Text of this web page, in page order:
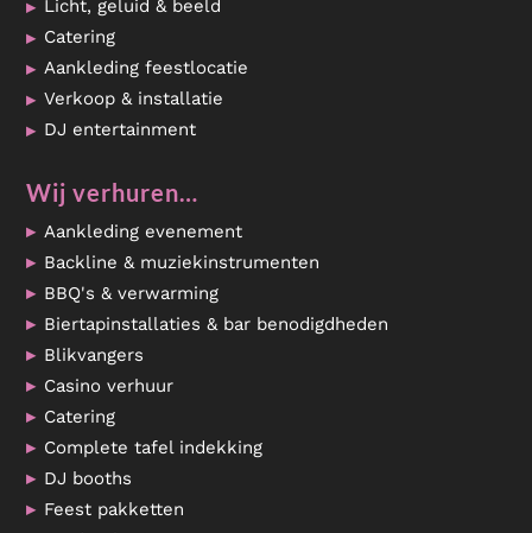
Licht, geluid & beeld
Catering
Aankleding feestlocatie
Verkoop & installatie
DJ entertainment
Wij verhuren…
Aankleding evenement
Backline & muziekinstrumenten
BBQ's & verwarming
Biertapinstallaties & bar benodigdheden
Blikvangers
Casino verhuur
Catering
Complete tafel indekking
DJ booths
Feest pakketten